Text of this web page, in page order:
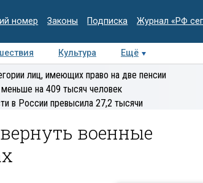
номер Законы Подписка Журнал «РФ
Культура Ещё
Интервью Колумнисты
Деловая
лиц, имеющих право на две пенсии
на 409 тысяч человек
в России превысила 27,2 тысячи
военные